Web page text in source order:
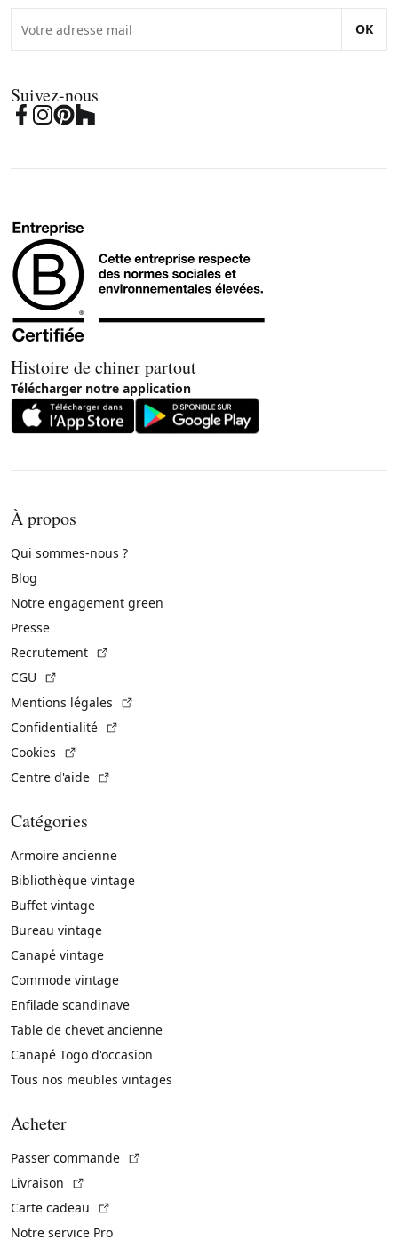
OK
Suivez-nous
Histoire de chiner partout
Télécharger notre application
À propos
Qui sommes-nous ?
Blog
Notre engagement green
Presse
Recrutement
CGU
Mentions légales
Confidentialité
Cookies
Centre d'aide
Catégories
Armoire ancienne
Bibliothèque vintage
Buffet vintage
Bureau vintage
Canapé vintage
Commode vintage
Enfilade scandinave
Table de chevet ancienne
Canapé Togo d'occasion
Tous nos meubles vintages
Acheter
Passer commande
Livraison
Carte cadeau
Notre service Pro